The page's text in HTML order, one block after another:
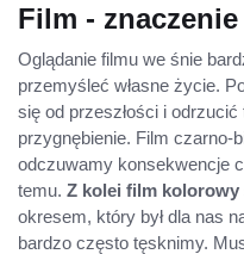
Film -
Oglądanie filmu we śnie
przemyśleć własne życie.
się od przeszłości i
przygnębienie. Film czarno-
odczuwamy konsekwencje
temu. Z kolei film kolorowy
okresem, który był dla nas
bardzo często tęsknimy.